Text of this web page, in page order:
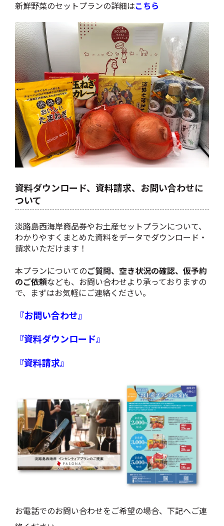
新鮮野菜のセットプランの詳細はこちら
資料ダウンロード、資料請求、お問い合わせに
ついて
淡路島西海岸商品券やお土産セットプランについて、
わかりやすくまとめた資料をデータでダウンロード・
請求いただけます！
本プランについてのご質問、空き状況の確認、仮予約
のご依頼なども、お問い合わせより承っておりますの
で、まずはお気軽にご連絡ください。
『お問い合わせ』
『資料ダウンロード』
『資料請求』
お電話でのお問い合わせをご希望の場合、下記へご連